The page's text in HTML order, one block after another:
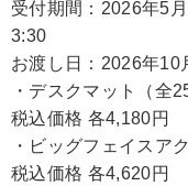
受付期間：2026年5
3:30
お渡し日：2026年10
・デスクマット（全
税込価格 各4,180円
・ビッグフェイスア
税込価格 各4,620円